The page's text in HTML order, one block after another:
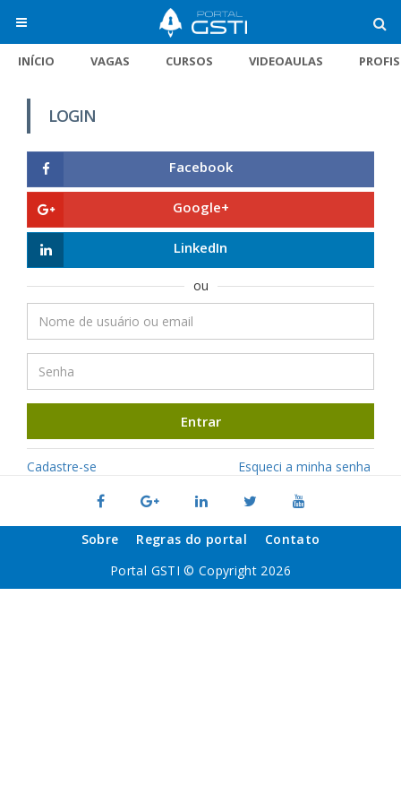
INÍCIO VAGAS CURSOS VIDEOAULAS
LOGIN
Facebook
Google+
LinkedIn
ou
Entrar
Cadastre-se Esqueci a minha senha
Sobre Regras do portal
Contato
Portal GSTI © Copyright 2026